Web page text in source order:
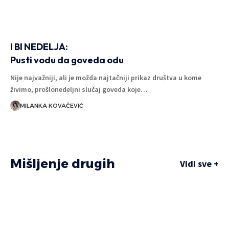
I BI NEDELJA:
Pusti vodu da goveda odu
Nije najvažniji, ali je možda najtačniji prikaz društva u kome
živimo, prošlonedeljni slučaj goveda koje…
MILANKA KOVAČEVIĆ
Mišljenje drugih Vidi sve +